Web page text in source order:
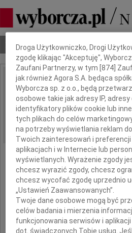
Nekrologi Odeszli Poradnik
IMIĘ I NAZWISKO:
REGION: Warszawa
DATA EMISJI: 26.09.2009
Dbamy o Twoją prywatność
Droga Użytkowniczko, Drogi
zgodę klikając "Akceptuję",
Zaufani Partnerzy, w tym [874 ]
jak również Agora S.A. będąca
Wyborcza sp. z o.o., będą
osobowe takie jak adresy IP,
identyfikatory plików cookie lub
tych plikach do celów
na potrzeby wyświetlania reklam
Twoich zainteresowań i
aplikacjach i w Internecie lub
wyświetlanych. Wyrażenie zgody
chcesz wyrazić zgody, chcesz
chcesz wycofać zgodę uprzednio
„Ustawień Zaawansowanych”.
Twoje dane osobowe mogą być
celów badania i mierzenia
funkcjonowania serwisów i aplikacji
dot. świadczonych Tobie usług.